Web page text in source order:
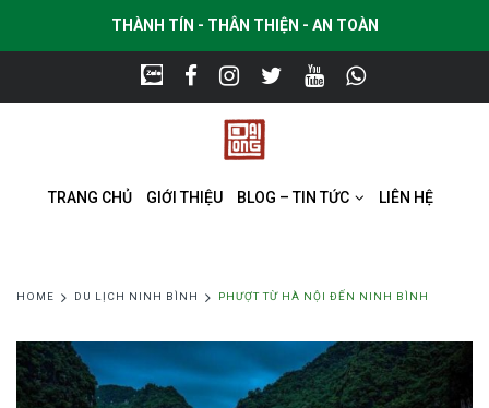
THÀNH TÍN - THÂN THIỆN - AN TOÀN
TRANG CHỦ GIỚI THIỆU BLOG – TIN TỨC LIÊN HỆ
HOME DU LỊCH NINH BÌNH PHƯỢT TỪ HÀ NỘI ĐẾN NINH BÌNH